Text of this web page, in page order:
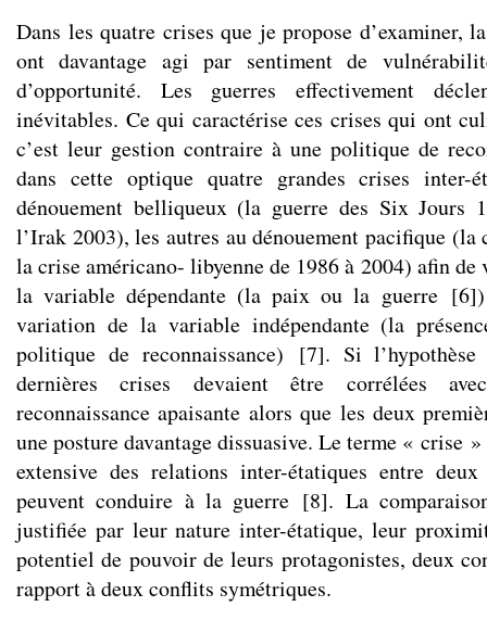
Dans les quatre crises que je propose d’examiner,
ont davantage agi par sentiment de
d’opportunité. Les guerres effectivement
inévitables. Ce qui caractérise ces crises qui ont
c’est leur gestion contraire à une politique de
dans cette optique quatre grandes crises inter-
dénouement belliqueux (la guerre des Six Jours
l’Irak 2003), les autres au dénouement pacifique (la
la crise américano- libyenne de 1986 à 2004) afin
la variable dépendante (la paix ou la guerre[6]
variation de la variable indépendante (la
politique de reconnaissance) [7]. Si
dernières crises devaient être corrélées
reconnaissance apaisante alors que les deux
une posture davantage dissuasive. Le terme « crise
extensive des relations inter-étatiques entre
peuvent conduire à la guerre [8]. La
justifiée par leur nature inter-étatique, leur
potentiel de pouvoir de leurs protagonistes, deux
rapport à deux conflits symétriques.